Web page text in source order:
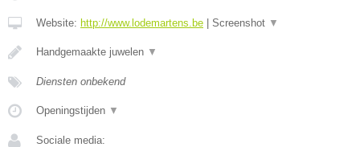
Website: http://www.lodemartens.be Screenshot ▼
Handgemaakte juwelen ▼
Diensten onbekend
Openingstijden ▼
Sociale media: